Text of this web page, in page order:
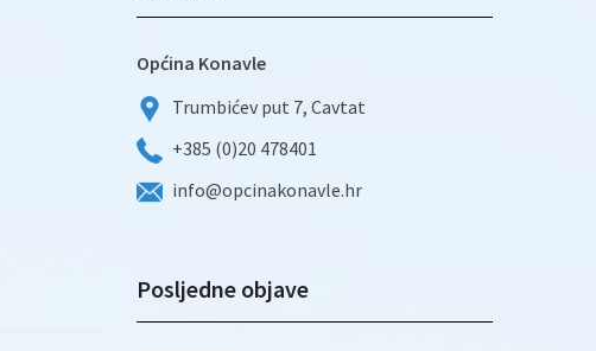
Općina Konavle
Trumbićev put 7, Cavtat
+385 (0)20 478401
info@opcinakonavle.hr
Posljedne objave